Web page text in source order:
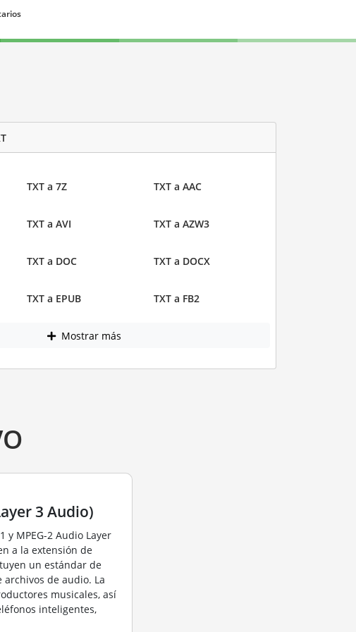
TXT a 7Z TXT a AAC
TXT a AVI TXT a AZW3
TXT a DOC TXT a DOCX
TXT a EPUB TXT a FB2
Mostrar más
3 Audio)
y MPEG-2 Audio Layer
a la extensión de
un estándar de
de audio. La
musicales, así
inteligentes,